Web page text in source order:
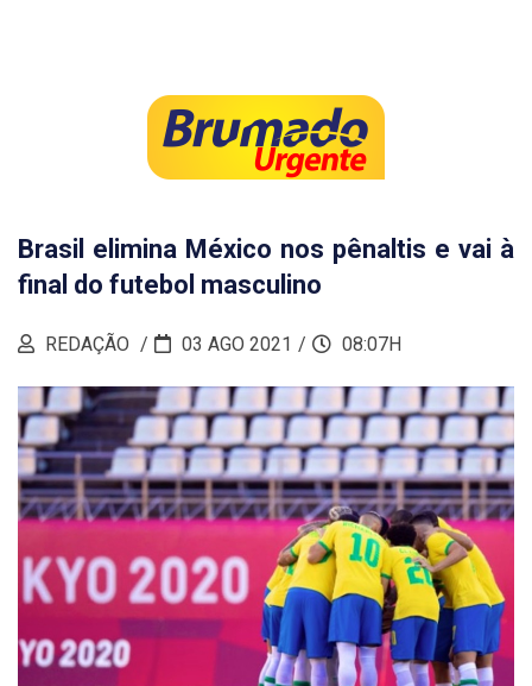
Brasil elimina México nos pênaltis e vai à
final do futebol masculino
REDAÇÃO 03 AGO 2021 08:07H